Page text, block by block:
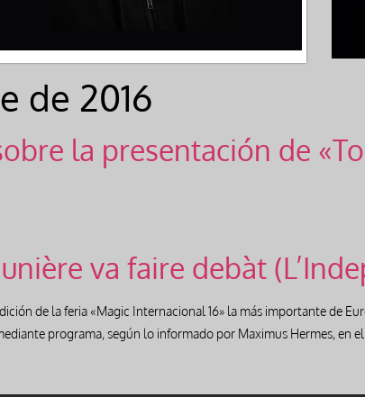
de 2016
la presentación de
va faire debàt
de la feria «Magic Internacional 16» la más importante de
programa, según lo informado por Maximus Hermes, en